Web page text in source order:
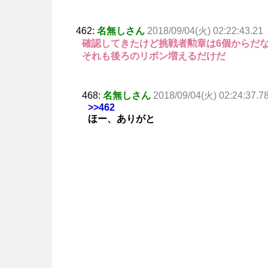
462: 名無しさん 2018/09/04(火) 02:22:43.21
確認してきたけど挑戦者勲章は6個からだ
それも後ろのリボン増えるだけだ
468: 名無しさん 2018/09/04(火) 02:24:37.78
>>462
ほー、ありがと